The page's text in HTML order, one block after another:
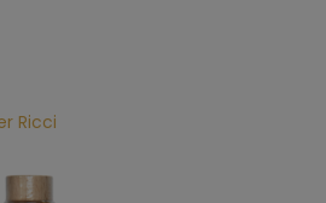
Ricci